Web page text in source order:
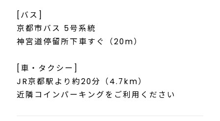
[バス]
京都市バス 5号系統
神宮道停留所下車すぐ（20m）
[車・タクシー]
JR京都駅より約20分（4.7km）
近隣コインパーキングをご利用ください